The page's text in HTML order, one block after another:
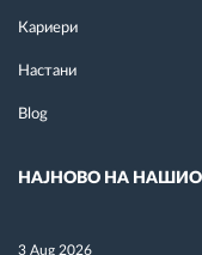
Кариери
Настани
Blog
НАЈНОВО НА
3 Aug 2026